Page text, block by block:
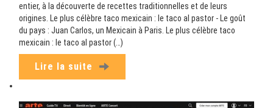
entier, à la découverte de recettes traditionnelles et de leurs
origines. Le plus célèbre taco mexicain : le taco al pastor - Le goût
du pays : Juan Carlos, un Mexicain à Paris. Le plus célèbre taco
mexicain : le taco al pastor (…)
Lire la suite